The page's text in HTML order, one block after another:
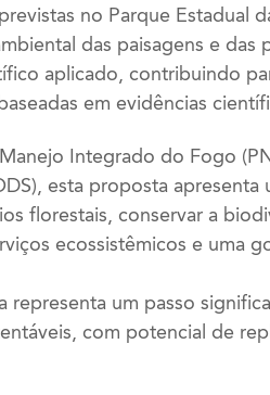
no Parque Estadual
das paisagens e das
aplicado, contribuindo
em evidências
Integrado do Fogo
esta proposta
florestais, conservar a
ecossistêmicos e uma
representa um passo
com potencial de